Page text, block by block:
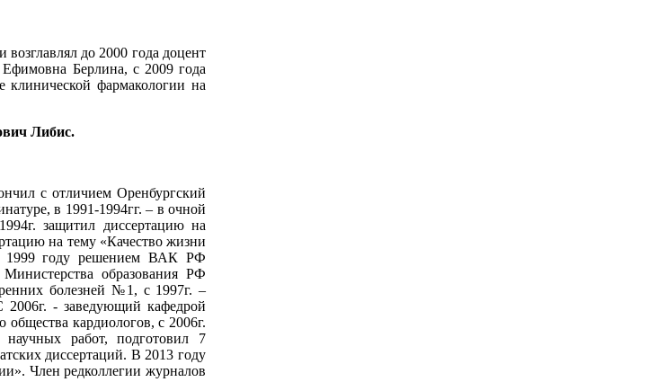
до 2000 года доцент
Берлина, с 2009 года
клинической фармакологии на
Либис.
с отличием Оренбургский
в 1991-1994гг. – в очной
защитил диссертацию на
на тему «Качество жизни
в 1999 году решением ВАК РФ
образования РФ
болезней №1, с 1997г. –
- заведующий кафедрой
общества кардиологов, с 2006г.
научных работ, подготовил 7
диссертаций. В 2013 году
Член редколлегии журналов